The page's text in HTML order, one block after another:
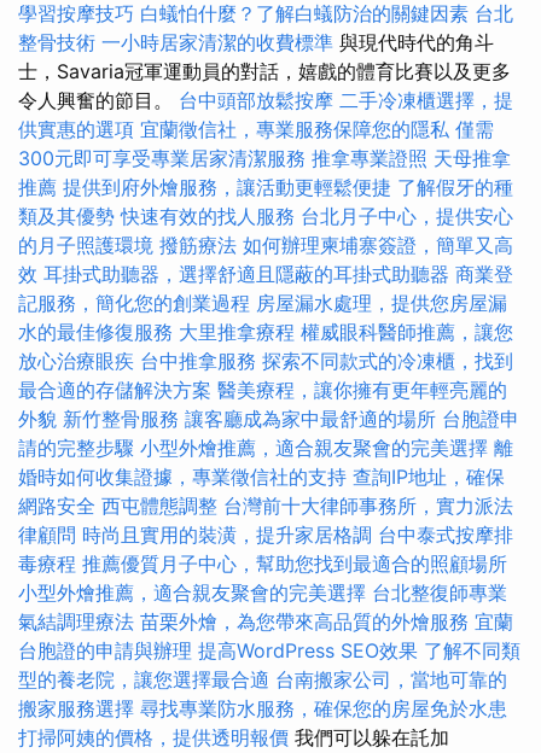
學習按摩技巧 白蟻怕什麼？了解白蟻防治的關鍵因素 台北
整骨技術 一小時居家清潔的收費標準 與現代時代的角斗
士，Savaria冠軍運動員的對話，嬉戲的體育比賽以及更多
令人興奮的節目。 台中頭部放鬆按摩 二手冷凍櫃選擇，提
供實惠的選項 宜蘭徵信社，專業服務保障您的隱私 僅需
300元即可享受專業居家清潔服務 推拿專業證照 天母推拿
推薦 提供到府外燴服務，讓活動更輕鬆便捷 了解假牙的種
類及其優勢 快速有效的找人服務 台北月子中心，提供安心
的月子照護環境 撥筋療法 如何辦理柬埔寨簽證，簡單又高
效 耳掛式助聽器，選擇舒適且隱蔽的耳掛式助聽器 商業登
記服務，簡化您的創業過程 房屋漏水處理，提供您房屋漏
水的最佳修復服務 大里推拿療程 權威眼科醫師推薦，讓您
放心治療眼疾 台中推拿服務 探索不同款式的冷凍櫃，找到
最合適的存儲解決方案 醫美療程，讓你擁有更年輕亮麗的
外貌 新竹整骨服務 讓客廳成為家中最舒適的場所 台胞證申
請的完整步驟 小型外燴推薦，適合親友聚會的完美選擇 離
婚時如何收集證據，專業徵信社的支持 查詢IP地址，確保
網路安全 西屯體態調整 台灣前十大律師事務所，實力派法
律顧問 時尚且實用的裝潢，提升家居格調 台中泰式按摩排
毒療程 推薦優質月子中心，幫助您找到最適合的照顧場所
小型外燴推薦，適合親友聚會的完美選擇 台北整復師專業
氣結調理療法 苗栗外燴，為您帶來高品質的外燴服務 宜蘭
台胞證的申請與辦理 提高WordPress SEO效果 了解不同類
型的養老院，讓您選擇最合適 台南搬家公司，當地可靠的
搬家服務選擇 尋找專業防水服務，確保您的房屋免於水患
打掃阿姨的價格，提供透明報價 我們可以躲在託加